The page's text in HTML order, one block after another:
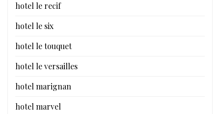
hotel le recif
hotel le six
hotel le touquet
hotel le versailles
hotel marignan
hotel marvel